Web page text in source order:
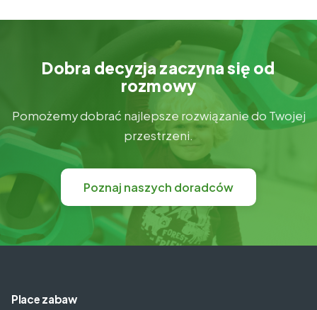
ciekawych pomysłów. Wybór budowli był z […]
Dobra decyzja zaczyna się od
rozmowy
Pomożemy dobrać najlepsze rozwiązanie do Twojej
przestrzeni.
Poznaj naszych doradców
Place zabaw